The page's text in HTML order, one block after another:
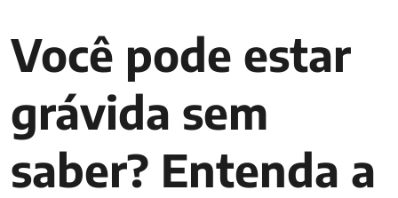
Você pode estar
grávida sem
saber? Entenda a